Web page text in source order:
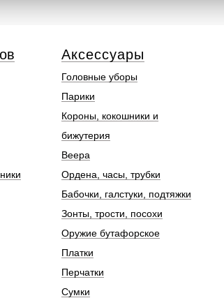
Аксессуары
Головные уборы
Парики
Короны, кокошники и
бижутерия
Веера
Ордена, часы, трубки
Бабочки, галстуки, подтяжки
Зонты, трости, посохи
Оружие бутафорское
Платки
Перчатки
Сумки